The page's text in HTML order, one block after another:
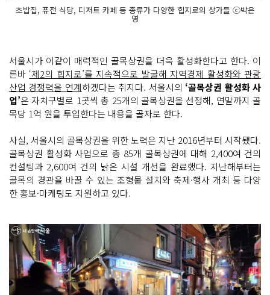
초밥집, 퓨전 식당, 디저트 카페 등 종류가 다양한 힙지로의 상가들 ⓒ박은
영
서울시가 이같이 매력적인 골목상권을 더욱 활성화한다고 한다. 이
른바 ‘제2의 힙지로’를 지속적으로 발굴해 지역경제 활성화와 관광
산업 경쟁력을 연계하겠다는 취지다. 서울시의 ‘골목상권 활성화 사
업’은 자치구별로 1곳씩 총 25개의 골목상권을 선정해, 연말까지 골
목당 1억 원을 투입한다는 내용을 골자로 한다.
사실, 서울시의 골목상권을 위한 노력은 지난 2016년부터 시작됐다.
골목상권 활성화 사업으로 총 85개 골목상권에 대해 2,400여 건의
컨설팅과 2,600여 건의 낡은 시설 개선을 완료했다. 지난해부터는
골목의 경관을 바꿀 수 있는 조형물 설치와 축제·행사 개최 등 다양
한 홍보·마케팅도 지원하고 있다.